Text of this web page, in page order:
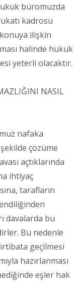
büromuzda
kadrosu
ilişkin
halinde hukuk
yeterli olacaktır.
NASIL
nafaka
çözüme
açtıklarında
ihtiyaç
tarafların
davalarda bu
Bu nedenle
geçilmesi
hazırlanması
eşler hak